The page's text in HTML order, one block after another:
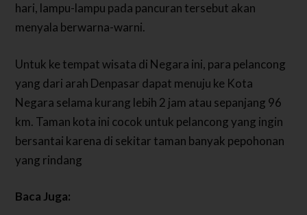
hari, lampu-lampu pada pancuran tersebut akan
menyala berwarna-warni.
Untuk ke tempat wisata di Negara ini, para pelancong
yang dari arah Denpasar dapat menuju ke Kota
Negara selama kurang lebih 2 jam atau sepanjang 96
km. Taman kota ini cocok untuk pelancong yang ingin
bersantai karena di sekitar taman banyak pepohonan
yang rindang
Baca Juga: